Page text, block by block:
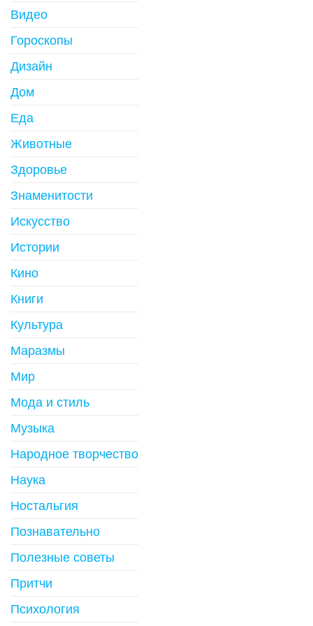
Видео
Гороскопы
Дизайн
Дом
Еда
Животные
Здоровье
Знаменитости
Искусство
Истории
Кино
Книги
Культура
Маразмы
Мир
Мода и стиль
Музыка
Народное творчество
Наука
Ностальгия
Познавательно
Полезные советы
Притчи
Психология